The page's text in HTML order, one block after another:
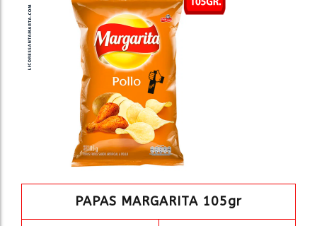
PAPAS MARGARITA 105gr